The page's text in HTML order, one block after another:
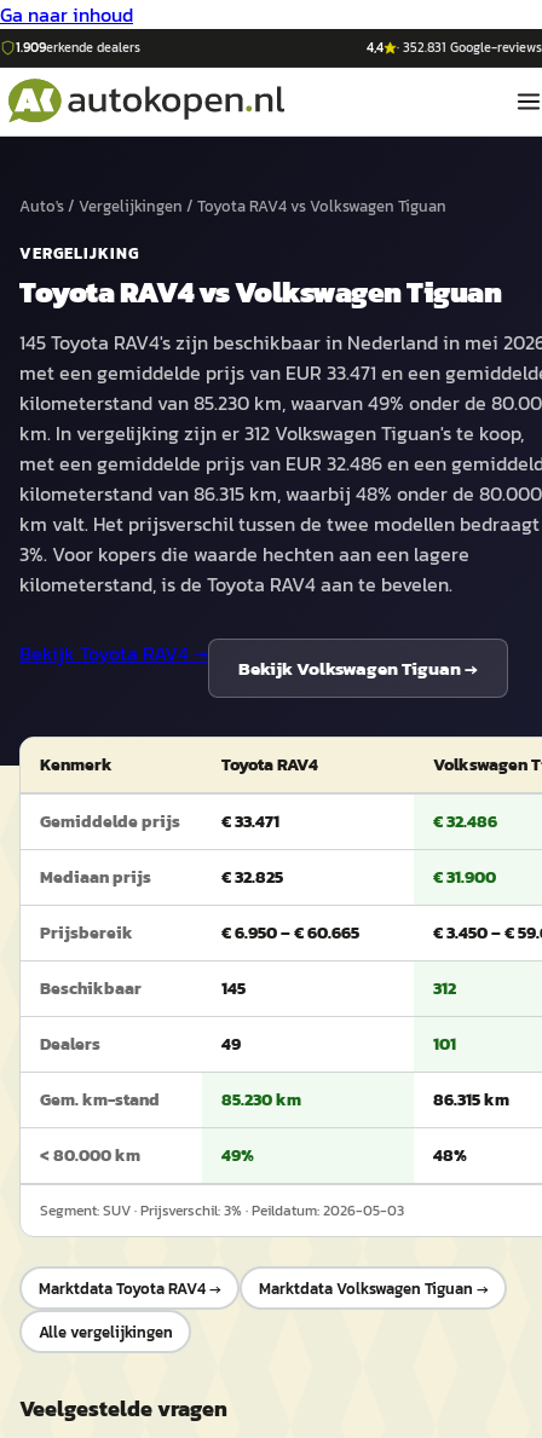
Ga naar inhoud
1.909erkende dealers 4,4 ·352.831 Google-reviews
Auto's/ Vergelijkingen / Toyota RAV4vsVolkswagen Tiguan
VERGELIJKING
Toyota RAV4vsVolkswagen Tiguan
145 Toyota RAV4's zijn beschikbaar in Nederland in mei
met een gemiddelde prijs van EUR 33.471 en een
kilometerstand van 85.230 km, waarvan 49% onder de
km. In vergelijking zijn er 312 Volkswagen Tiguan's te koop,
met een gemiddelde prijs van EUR 32.486 en een
kilometerstand van 86.315 km, waarbij 48% onder de 80.000
km valt. Het prijsverschil tussen de twee modellen bedraagt
3%. Voor kopers die waarde hechten aan een lagere
kilometerstand, is de Toyota RAV4 aan te bevelen.
Bekijk Toyota RAV4→
BekijkVolkswagen Tiguan→
Kenmerk Toyota RAV4 Volkswagen
Gemiddelde prijs € 33.471 € 32.486
Mediaan prijs € 32.825 € 31.900
Prijsbereik € 6.950 – € 60.665 € 3.450 – €
Beschikbaar 145 312
Dealers 49 101
Gem. km-stand 85.230 km 86.315 km
< 80.000 km 49% 48%
Segment:SUV· Prijsverschil:3% · Peildatum:2026-05-03
MarktdataToyota RAV4→ MarktdataVolkswagen Tiguan →
Alle vergelijkingen
Veelgestelde vragen